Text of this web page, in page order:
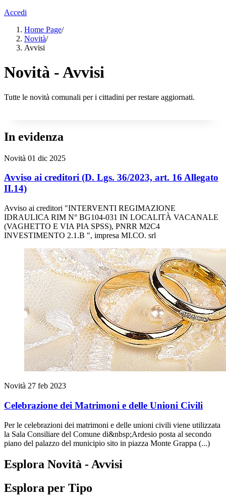
Accedi
Home Page/
Novità/
Avvisi
Novità - Avvisi
Tutte le novità comunali per i cittadini per restare aggiornati.
In evidenza
Novità 01 dic 2025
Avviso ai creditori (D. Lgs. 36/2023, art. 16 Allegato
II.14)
Avviso ai creditori "INTERVENTI REGIMAZIONE
IDRAULICA RIM N° BG104-031 IN LOCALITÀ VACANALE
(VAGHETTO E VIA PIA SPSS), PNRR M2C4
INVESTIMENTO 2.1.B ", impresa MI.CO. srl
Novità 27 feb 2023
Celebrazione dei Matrimoni e delle Unioni Civili
Per le celebrazioni dei matrimoni e delle unioni civili viene utilizzata
la Sala Consiliare del Comune di&nbsp;Ardesio posta al secondo
piano del palazzo del municipio sito in piazza Monte Grappa (...)
Esplora Novità - Avvisi
Esplora per Tipo